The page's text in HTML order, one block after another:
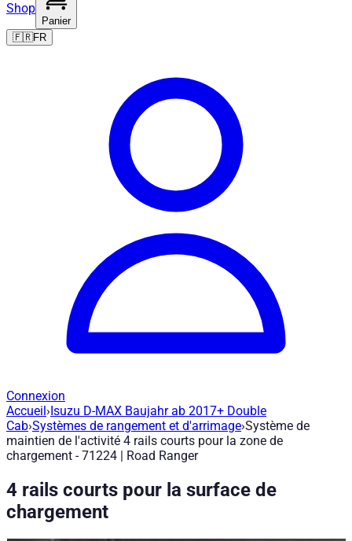
Shop
Panier
🇫🇷FR
Connexion
Système de maintien de l'activité 4
Réf. article:71224| Marque : Road Ranger® |
Système de fixation composé de 4 rails courts pour la zone
Caractéristiques techniques
Accueil›Isuzu D-MAX Baujahr ab 2017+ Double
Cab›Systèmes de rangement et d'arrimage›Système de
maintien de l'activité 4 rails courts pour la zone de
chargement - 71224 | Road Ranger
4 rails courts pour la surface de
chargement